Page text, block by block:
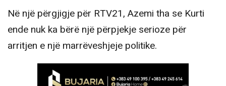
Në një përgjigje për RTV21, Azemi tha se Kurti
ende nuk ka bërë një përpjekje serioze për
arritjen e një marrëveshjeje politike.